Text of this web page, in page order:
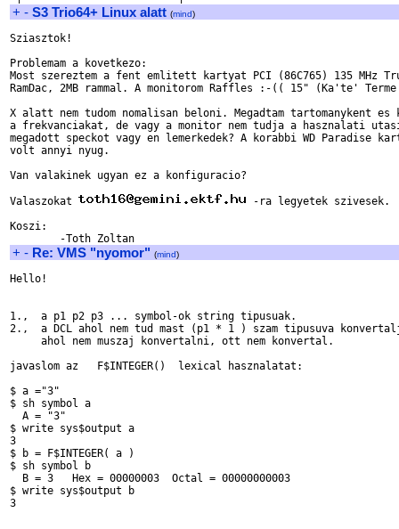
+ - S3 Trio64+ Linux alatt (mind)
Sziasztok!
Problemam a kovetkezo:
Most szereztem a fent emlitett kartyat PCI (86C765) 135 MHz
RamDac, 2MB rammal. A monitorom Raffles :-(( 15" (Ka'te'
X alatt nem tudom nomalisan beloni. Megadtam tartomanykent
a frekvanciakat, de vagy a monitor nem tudja a hasznalati
megadott speckot vagy en lemerkedek? A korabbi WD Paradise
volt annyi nyug.
Van valakinek ugyan ez a konfiguracio?
Valaszokat
-ra legyetek szivesek.
Koszi:
+ - Re: VMS "nyomor" (mind)
Hello!
1.,  a p1 p2 p3 ... symbol-ok string tipusuak.
2.,  a DCL ahol nem tud mast (p1 * 1 ) szam tipusuva
     ahol nem muszaj konvertalni, ott nem konvertal.
javaslom az   F$INTEGER()  lexical hasznalatat:
$ a ="3"
$ sh symbol a
  A = "3"
$ write sys$output a
3
$ b = F$INTEGER( a )
$ sh symbol b
  B = 3   Hex = 00000003  Octal = 00000000003
$ write sys$output b
3